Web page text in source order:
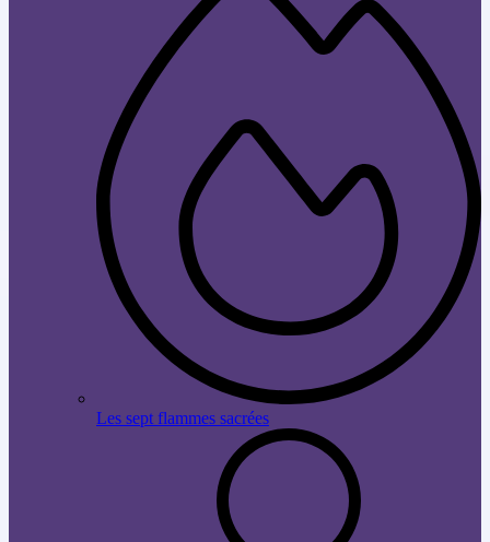
Les sept flammes sacrées